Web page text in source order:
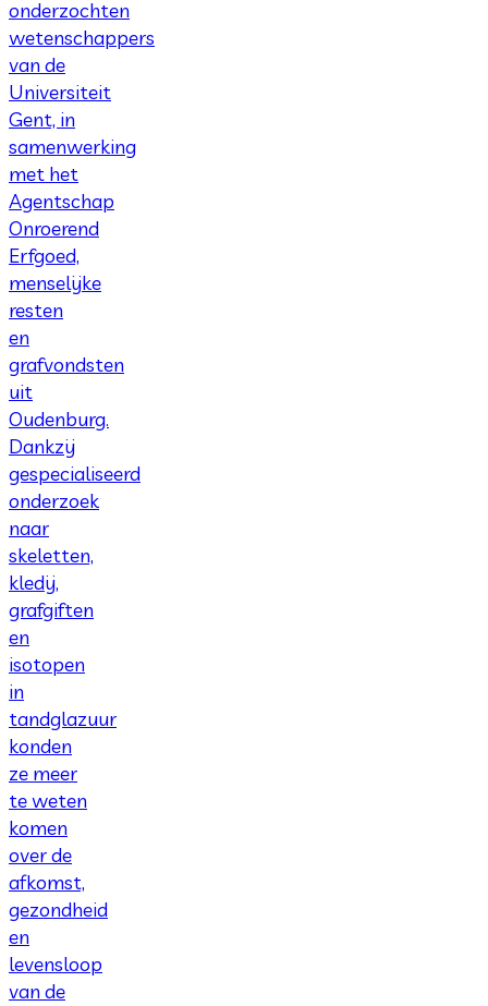
onderzochten
wetenschappers
van de
Universiteit
Gent, in
samenwerking
met het
Agentschap
Onroerend
Erfgoed,
menselijke
resten
en
grafvondsten
uit
Oudenburg.
Dankzij
gespecialiseerd
onderzoek
naar
skeletten,
kledij,
grafgiften
en
isotopen
in
tandglazuur
konden
ze meer
te weten
komen
over de
afkomst,
gezondheid
en
levensloop
van de